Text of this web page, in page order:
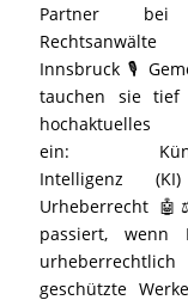
Partner bei
Innsbruck 🎙️
tauchen sie
hochaktuelles
ein:
Intelligenz
Urheberrecht
passiert, wenn
urheberrechtlich
geschützte